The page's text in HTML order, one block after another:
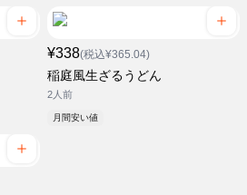
¥338(税込¥365.04)
稲庭風生ざるうどん
2人前
月間安い値